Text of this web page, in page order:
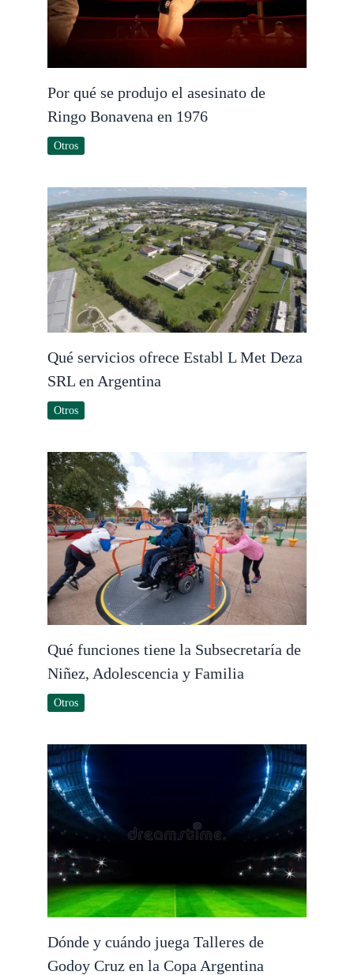
Por qué se produjo el asesinato de
Ringo Bonavena en 1976
Otros
Qué servicios ofrece Establ L Met Deza
SRL en Argentina
Otros
Qué funciones tiene la Subsecretaría de
Niñez, Adolescencia y Familia
Otros
Dónde y cuándo juega Talleres de
Godoy Cruz en la Copa Argentina